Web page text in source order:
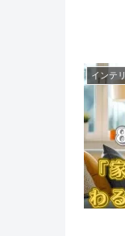
インテ